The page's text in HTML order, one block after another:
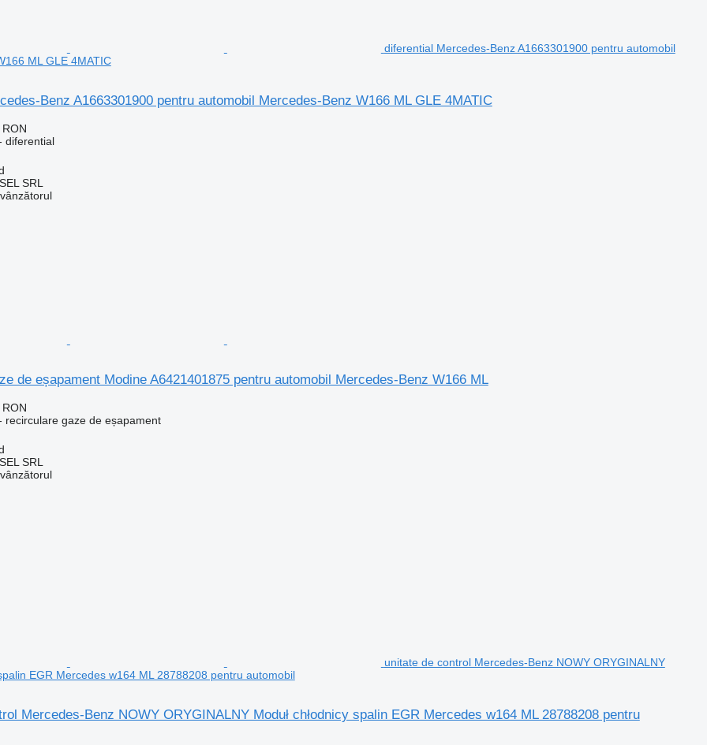
diferential Mercedes-Benz A1663301900 pentru automobil
ML GLE 4MATIC
Benz A1663301900 pentru automobil Mercedes-Benz W166 ML GLE 4MATIC
diferential
SRL
de eșapament Modine A6421401875 pentru automobil Mercedes-Benz W166 ML
recirculare gaze de eșapament
SRL
unitate de control Mercedes-Benz NOWY ORYGINALNY
EGR Mercedes w164 ML 28788208 pentru automobil
Mercedes-Benz NOWY ORYGINALNY Moduł chłodnicy spalin EGR Mercedes w164 ML 28788208 pentru